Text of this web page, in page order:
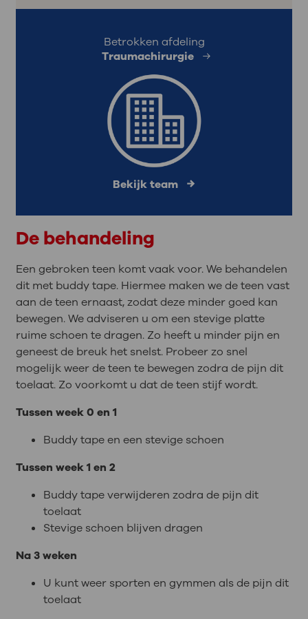
Betrokken afdeling
Traumachirurgie
Bekijk team
De behandeling
Een gebroken teen komt vaak voor. We behandelen
dit met buddy tape. Hiermee maken we de teen vast
aan de teen ernaast, zodat deze minder goed kan
bewegen. We adviseren u om een stevige platte
ruime schoen te dragen. Zo heeft u minder pijn en
geneest de breuk het snelst. Probeer zo snel
mogelijk weer de teen te bewegen zodra de pijn dit
toelaat. Zo voorkomt u dat de teen stijf wordt.
Tussen week 0 en 1
Buddy tape en een stevige schoen
Tussen week 1 en 2
Buddy tape verwijderen zodra de pijn dit
toelaat
Stevige schoen blijven dragen
Na 3 weken
U kunt weer sporten en gymmen als de pijn dit
toelaat